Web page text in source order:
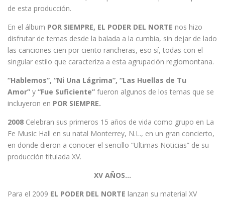
de esta producción.
En el álbum POR SIEMPRE, EL PODER DEL NORTE nos hizo
disfrutar de temas desde la balada a la cumbia, sin dejar de lado
las canciones cien por ciento rancheras, eso sí, todas con el
singular estilo que caracteriza a esta agrupación regiomontana.
“Hablemos”, “Ni Una Lágrima”, “Las Huellas de Tu
Amor” y “Fue Suficiente” fueron algunos de los temas que se
incluyeron en POR SIEMPRE.
2008 Celebran sus primeros 15 años de vida como grupo en La
Fe Music Hall en su natal Monterrey, N.L., en un gran concierto,
en donde dieron a conocer el sencillo “Ultimas Noticias” de su
producción titulada XV.
XV AÑOS…
Para el 2009 EL PODER DEL NORTE lanzan su material XV